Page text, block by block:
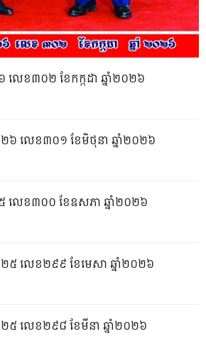
លេខ៣០២ ខែកក្កដា ឆ្នាំ២០២៦
ទី២៦ លេខ៣០១ ខែមិថុនា ឆ្នាំ២០២៦
៥ លេខ៣០០ ខែឧសភា ឆ្នាំ២០២៦
២៥ លេខ២៩៩ ខែមេសា ឆ្នាំ២០២៦
២៥ លេខ២៩៨ ខែមីនា ឆ្នាំ២០២៦